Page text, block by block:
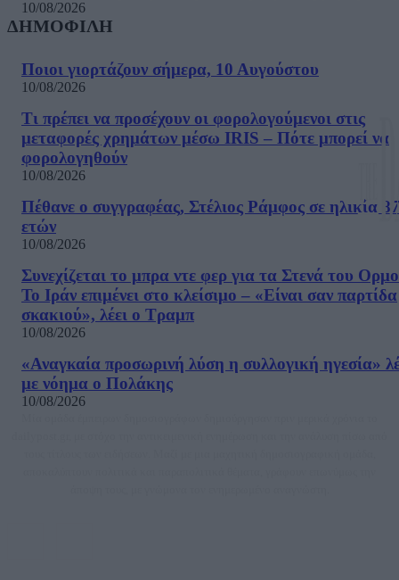
10/08/2026
ΔΗΜΟΦΙΛΗ
Ποιοι γιορτάζουν σήμερα, 10 Αυγούστου
10/08/2026
Τι πρέπει να προσέχουν οι φορολογούμενοι στις
μεταφορές χρημάτων μέσω IRIS – Πότε μπορεί να
φορολογηθούν
10/08/2026
Πέθανε ο συγγραφέας, Στέλιος Ράμφος σε ηλικία 87
ετών
10/08/2026
Συνεχίζεται το μπρα ντε φερ για τα Στενά του
Το Ιράν επιμένει στο κλείσιμο – «Είναι σαν παρτίδα
σκακιού», λέει ο Τραμπ
10/08/2026
«Αναγκαία προσωρινή λύση η συλλογική ηγεσία»
με νόημα ο Πολάκης
10/08/2026